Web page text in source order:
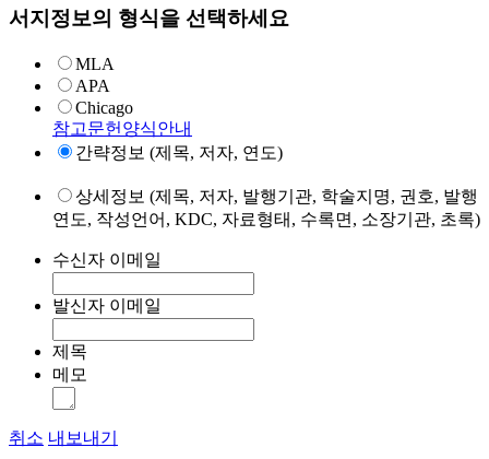
서지정보의 형식을 선택하세요
MLA
APA
Chicago
참고문헌양식안내
간략정보 (제목, 저자, 연도)
상세정보 (제목, 저자, 발행기관, 학술지명, 권호, 발행
연도, 작성언어, KDC, 자료형태, 수록면, 소장기관, 초록)
수신자 이메일
발신자 이메일
제목
메모
취소 내보내기